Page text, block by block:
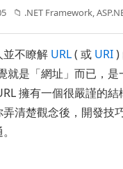
📁 .NET Framework,
並不瞭解 URL( 或 URI)
就是「網址」而已，
擁有一個很嚴謹的
清楚觀念後，開發技